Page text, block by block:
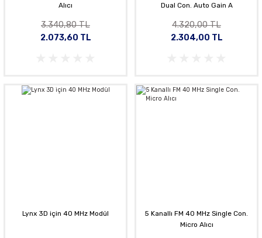
Alıcı
3.340,80 TL
2.073,60 TL
Dual Con. Auto Gain A
4.320,00 TL
2.304,00 TL
Lynx 3D için 40 MHz Modül
5 Kanallı FM 40 MHz Single Con.
Micro Alıcı